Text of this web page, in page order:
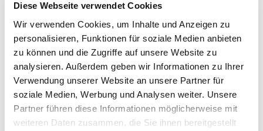
Diese Webseite verwendet Cookies
Wir verwenden Cookies, um Inhalte und Anzeigen zu
personalisieren, Funktionen für soziale Medien anbieten
zu können und die Zugriffe auf unsere Website zu
analysieren. Außerdem geben wir Informationen zu Ihrer
Verwendung unserer Website an unsere Partner für
soziale Medien, Werbung und Analysen weiter. Unsere
Partner führen diese Informationen möglicherweise mit
weiteren Daten zusammen, die Sie ihnen bereitgestellt
Technologien und innovative Geschäftsmodelle neue
Möglichkeiten für Unternehmen. Wer Klimaschutz
frühzeitig in seine Strategie integriert, reduziert
Risiken, stärkt die Wettbewerbsfähigkeit und
übernimmt gesellschaftliche Verantwortung. Unsere
Referenten zeigen, wie Unternehmen ökologische
Herausforderungen erfolgreich meistern und
Nachhaltigkeit zu einem langfristigen Erfolgsfaktor
entwickeln können.